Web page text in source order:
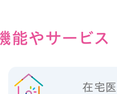
能やサービス
在宅